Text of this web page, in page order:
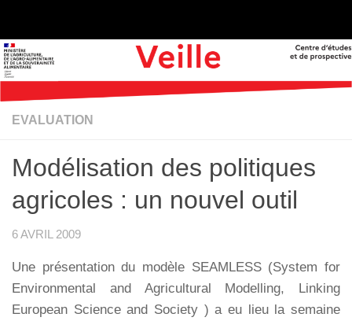
EVALUATION
Modélisation des politiques
agricoles : un nouvel outil
6 AVRIL 2009
Une présentation du modèle SEAMLESS (System for
Environmental and Agricultural Modelling, Linking
European Science and Society ) a eu lieu la semaine